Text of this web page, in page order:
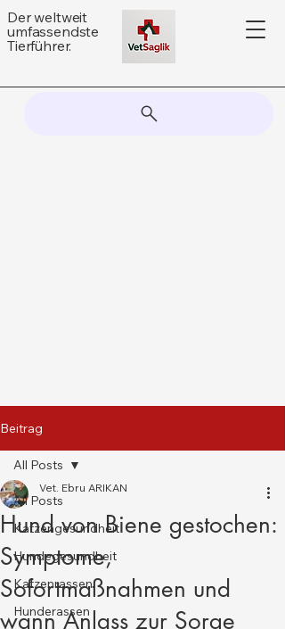
Der weltweit
umfassendste
Tierführer.
Beitrag
All Posts
Katzengesundheit
Hundegesundheit
Katzenrassen
Hunderassen
All Posts
Hund von Biene gestochen:
Symptome,
Sofortmaßnahmen und
wann Anlass zur Sorge
Vet. Ebru ARIKAN